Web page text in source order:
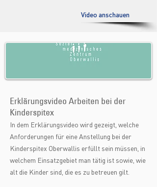
Video anschauen
Erklärungsvideo Arbeiten bei der
Kinderspitex
In dem Erklärungsvideo wird gezeigt, welche
Anforderungen für eine Anstellung bei der
Kinderspitex Oberwallis erfüllt sein müssen, in
welchem Einsatzgebiet man tätig ist sowie, wie
alt die Kinder sind, die es zu betreuen gilt.